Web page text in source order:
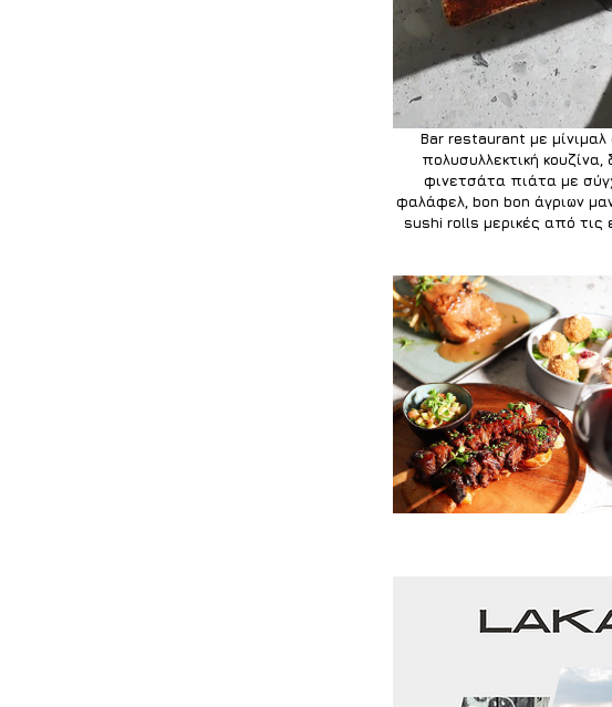
Bar restaurant με μίνιμαλ
πολυσυλλεκτική
φινετσάτα πιάτα με
φαλάφελ, bon bon άγριων
sushi rolls μερικές από τις